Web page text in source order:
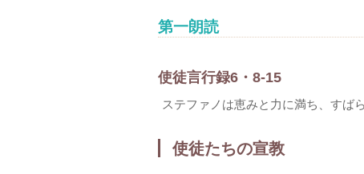
第一朗読
使徒言行録6・8-15
ステファノは恵みと力に満ち、すば
使徒たちの宣教